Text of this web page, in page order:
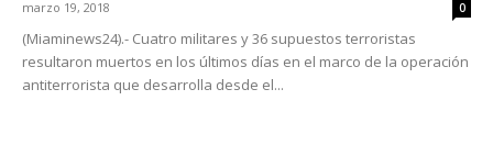
marzo 19, 2018 0
(Miaminews24).- Cuatro militares y 36 supuestos terroristas
resultaron muertos en los últimos días en el marco de la operación
antiterrorista que desarrolla desde el...